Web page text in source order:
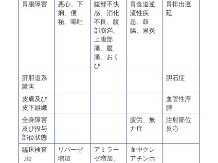
胃腸障害
悪心、下
痢、便
秘、嘔吐
腹部不快
感、消化
不良、腹
部膨満、
上腹部
痛、腹
痛、おく
び
胃食道逆
流性疾
患、鼓
腸、胃炎
胃排出遅
延
肝胆道系
障害
胆石症
皮膚及び
皮下組織
血管性浮
腫
全身障害
及び投与
部位状態
疲労、無
力症
注射部位
反応
臨床検査
注2
リパーゼ
増加
アミラー
ゼ増加、
血中クレ
アチンホ